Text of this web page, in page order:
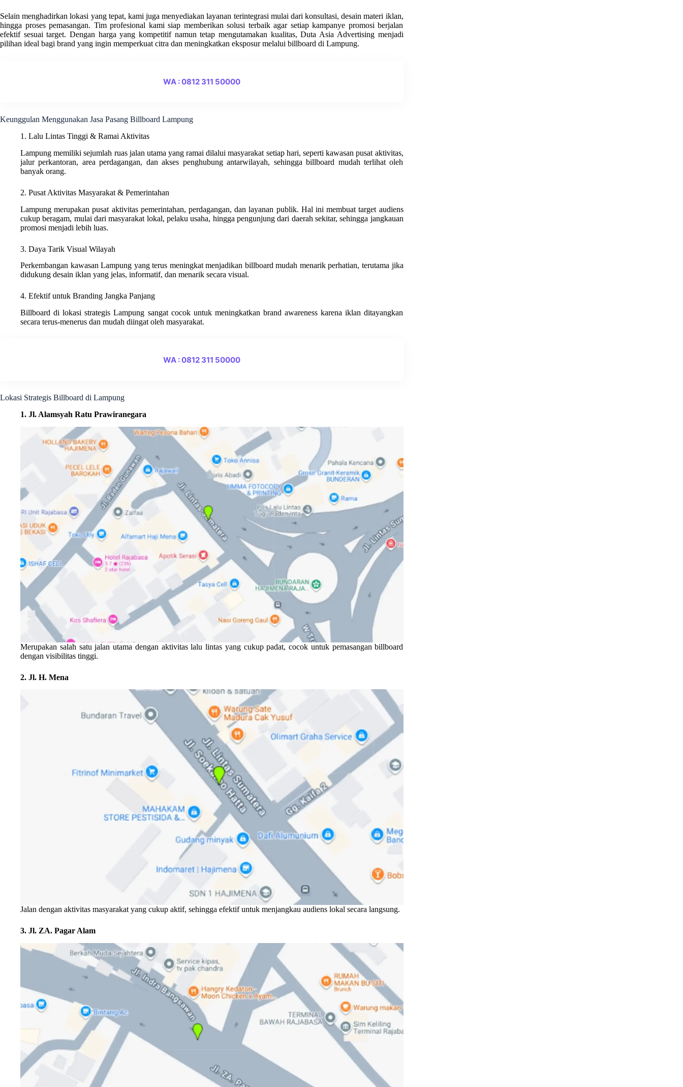
Selain menghadirkan lokasi yang tepat, kami juga menyediakan layanan terintegrasi mulai dari konsultasi, desain materi iklan,
hingga proses pemasangan. Tim profesional kami siap memberikan solusi terbaik agar setiap kampanye promosi berjalan
efektif sesuai target. Dengan harga yang kompetitif namun tetap mengutamakan kualitas, Duta Asia Advertising menjadi
pilihan ideal bagi brand yang ingin memperkuat citra dan meningkatkan eksposur melalui billboard di Lampung.
WA : 0812 311 50000
Keunggulan Menggunakan Jasa Pasang Billboard Lampung
1. Lalu Lintas Tinggi & Ramai Aktivitas
Lampung memiliki sejumlah ruas jalan utama yang ramai dilalui masyarakat setiap hari, seperti kawasan pusat aktivitas,
jalur perkantoran, area perdagangan, dan akses penghubung antarwilayah, sehingga billboard mudah terlihat oleh
banyak orang.
2. Pusat Aktivitas Masyarakat & Pemerintahan
Lampung merupakan pusat aktivitas pemerintahan, perdagangan, dan layanan publik. Hal ini membuat target audiens
cukup beragam, mulai dari masyarakat lokal, pelaku usaha, hingga pengunjung dari daerah sekitar, sehingga jangkauan
promosi menjadi lebih luas.
3. Daya Tarik Visual Wilayah
Perkembangan kawasan Lampung yang terus meningkat menjadikan billboard mudah menarik perhatian, terutama jika
didukung desain iklan yang jelas, informatif, dan menarik secara visual.
4. Efektif untuk Branding Jangka Panjang
Billboard di lokasi strategis Lampung sangat cocok untuk meningkatkan brand awareness karena iklan ditayangkan
secara terus-menerus dan mudah diingat oleh masyarakat.
WA : 0812 311 50000
Lokasi Strategis Billboard di Lampung
1. Jl. Alamsyah Ratu Prawiranegara
Merupakan salah satu jalan utama dengan aktivitas lalu lintas yang cukup padat, cocok untuk pemasangan billboard
dengan visibilitas tinggi.
2. Jl. H. Mena
Jalan dengan aktivitas masyarakat yang cukup aktif, sehingga efektif untuk menjangkau audiens lokal secara langsung.
3. Jl. ZA. Pagar Alam